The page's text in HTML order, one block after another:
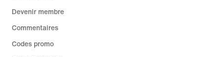
Devenir membre
Commentaires
Codes promo